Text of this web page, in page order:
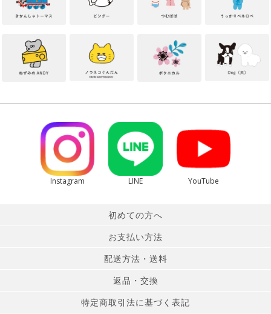
Instagram LINE YouTube
初めての方へ
お支払い方法
配送方法・送料
返品・交換
特定商取引法に基づく表記